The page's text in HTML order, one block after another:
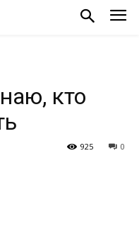
кто
0
925